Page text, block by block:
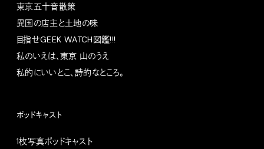
東京五十音散策
異国の店主と土地の味
目指せGEEK WATCH図鑑!!!
私のいえは、東京 山のうえ
私的にいいとこ、詩的なところ。
ポッドキャスト
1枚写真ポッドキャスト